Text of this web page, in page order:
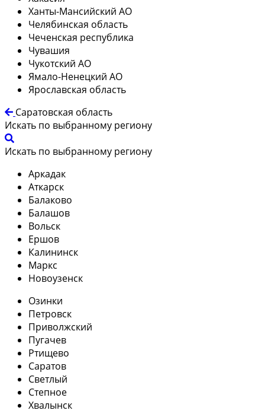
Ханты-Мансийский АО
Челябинская область
Чеченская республика
Чувашия
Чукотский АО
Ямало-Ненецкий АО
Ярославская область
Саратовская область
Искать по выбранному региону
Искать по выбранному региону
Аркадак
Аткарск
Балаково
Балашов
Вольск
Ершов
Калининск
Маркс
Новоузенск
Озинки
Петровск
Приволжский
Пугачев
Ртищево
Саратов
Светлый
Степное
Хвалынск